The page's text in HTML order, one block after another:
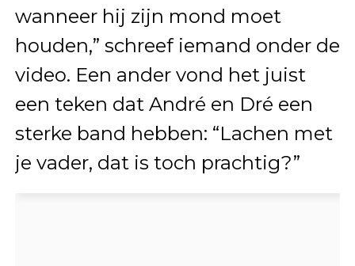
wanneer hij zijn mond moet
houden,” schreef iemand onder de
video. Een ander vond het juist
een teken dat André en Dré een
sterke band hebben: “Lachen met
je vader, dat is toch prachtig?”